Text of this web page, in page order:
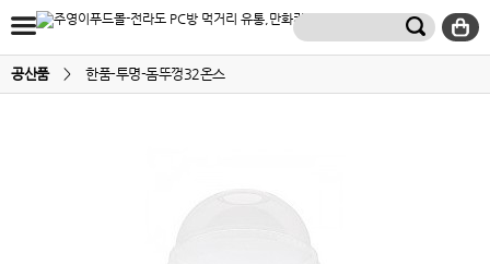
공산품 > 한품-투명-돔뚜껑32온스